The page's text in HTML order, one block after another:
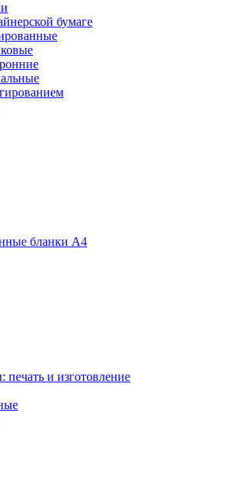
бумаге
бланки А4
печать и изготовление